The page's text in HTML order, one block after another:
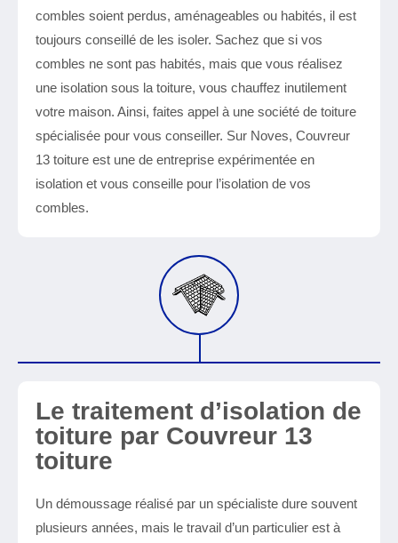
combles soient perdus, aménageables ou habités, il est
toujours conseillé de les isoler. Sachez que si vos
combles ne sont pas habités, mais que vous réalisez
une isolation sous la toiture, vous chauffez inutilement
votre maison. Ainsi, faites appel à une société de toiture
spécialisée pour vous conseiller. Sur Noves, Couvreur
13 toiture est une de entreprise expérimentée en
isolation et vous conseille pour l’isolation de vos
combles.
Le traitement d’isolation de
toiture par Couvreur 13
toiture
Un démoussage réalisé par un spécialiste dure souvent
plusieurs années, mais le travail d’un particulier est à